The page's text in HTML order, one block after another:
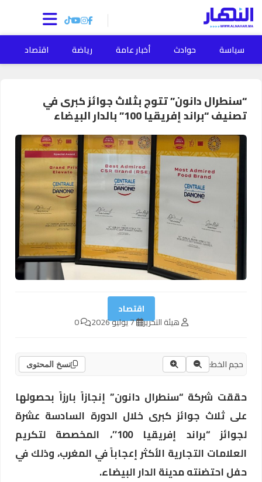
سياسة حوادث أخبار عامة رياضة اقتصاد
“سنطرال دانون” تتوج بثلاث جوائز كبرى في
تصنيف “براند إفريقيا 100” بالدار البيضاء
اقتصاد
هيئة التحرير 7 يوليو 2026 0
حجم الخط: نسخ المحتوى
حققت شركة “سنطرال دانون” إنجازاً بارزاً بحصولها
على ثلاث جوائز كبرى خلال الدورة السادسة عشرة
لجوائز “براند إفريقيا 100″، المخصصة لتكريم
العلامات التجارية الأكثر إعجاباً في المغرب، وذلك في
حفل احتضنته مدينة الدار البيضاء.